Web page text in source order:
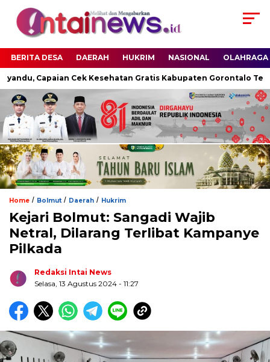
BERITA DESA DAERAH HUKRIM NASIONAL OLAHRAGA
Capaian Cek Kesehatan Gratis Kabupaten Gorontalo
Home / Bolmut/ Daerah / Hukrim
Kejari Bolmut: Sangadi Wajib
Netral, Dilarang Terlibat Kampanye
Pilkada
Redaksi Intai News
Selasa, 13 Agustus 2024 - 11:27